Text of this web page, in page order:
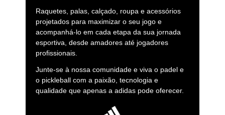
Raquetes, palas, calçado, roupa e acessórios
projetados para maximizar o seu jogo e
acompanhá-lo em cada etapa da sua jornada
esportiva, desde amadores até jogadores
profissionais.
Junte-se à nossa comunidade e viva o padel e
o pickleball com a paixão, tecnologia e
qualidade que apenas a adidas pode oferecer.